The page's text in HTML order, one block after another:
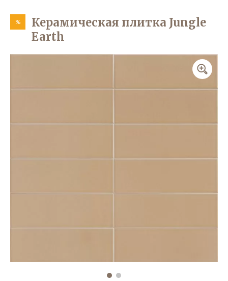
%
Керамическая плитка Jungle
Earth